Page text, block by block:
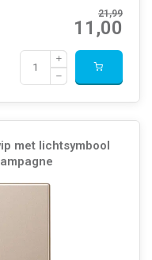
21,99
11,00
met lichtsymbool